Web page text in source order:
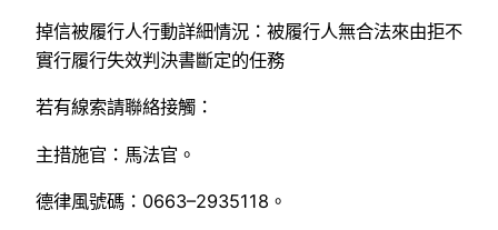
掉信被履行人行動詳細情況：被履行人無合法來由拒不
實行履行失效判決書斷定的任務
若有線索請聯絡接觸：
主措施官：馬法官。
德律風號碼：0663–2935118。